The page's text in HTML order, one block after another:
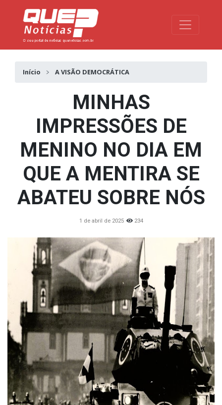
Toggle
Início A VISÃO DEMOCRÁTICA
MINHAS
IMPRESSÕES DE
MENINO NO DIA EM
QUE A MENTIRA SE
ABATEU SOBRE NÓS
1 de abril de 2025 234